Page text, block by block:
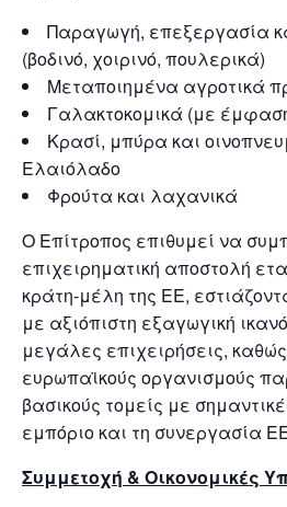
Παραγωγή, επεξεργασία
(βοδινό, χοιρινό, πουλερικά)
Μεταποιημένα αγροτικά
Γαλακτοκομικά (με
Κρασί, μπύρα και
Ελαιόλαδο
Φρούτα και λαχανικά
Ο Επίτροπος επιθυμεί να
επιχειρηματική αποστολή
κράτη-μέλη της ΕΕ,
με αξιόπιστη εξαγωγική
μεγάλες επιχειρήσεις, καθώς
ευρωπαϊκούς οργανισμούς
βασικούς τομείς με
εμπόριο και τη συνεργασία
Συμμετοχή & Οικονομικές